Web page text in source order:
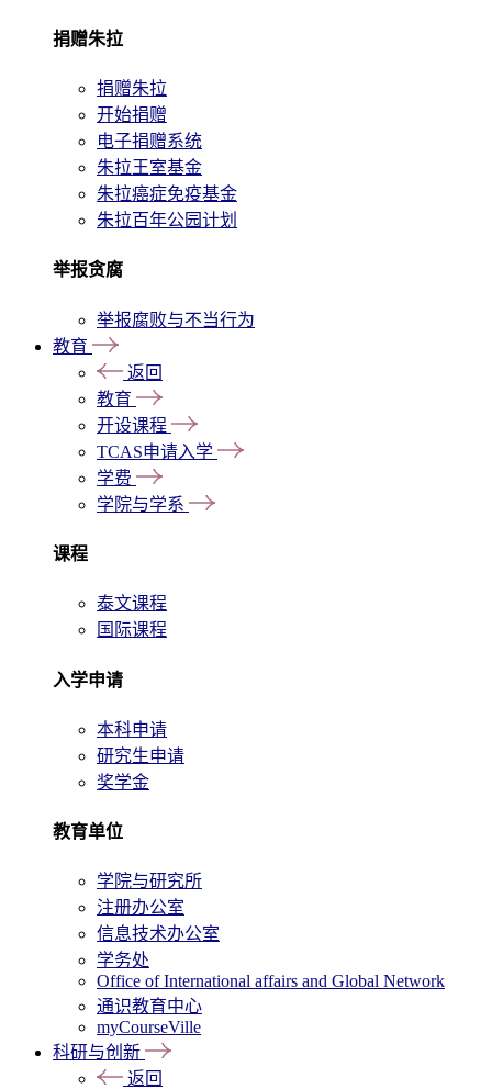
捐赠朱拉
捐赠朱拉
开始捐赠
电子捐赠系统
朱拉王室基金
朱拉癌症免疫基金
朱拉百年公园计划
举报贪腐
举报腐败与不当行为
教育
返回
教育
开设课程
TCAS申请入学
学费
学院与学系
课程
泰文课程
国际课程
入学申请
本科申请
研究生申请
奖学金
教育单位
学院与研究所
注册办公室
信息技术办公室
学务处
Office of International affairs and Global Network
通识教育中心
myCourseVille
科研与创新
返回